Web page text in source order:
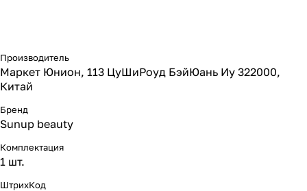
Производитель
Маркет Юнион, 113 ЦуШиРоуд БэйЮань Иу 322000,
Китай
Бренд
Sunup beauty
Комплектация
1 шт.
ШтрихКод